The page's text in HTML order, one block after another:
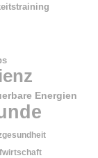
Energien